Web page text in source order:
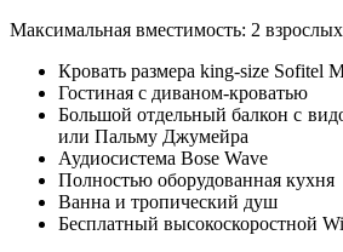
Максимальная вместимость: 2
Кровать размера king-size Sofitel
Гостиная с диваном-кроватью
Большой отдельный балкон с
или Пальму Джумейра
Аудиосистема Bose Wave
Полностью оборудованная кухня
Ванна и тропический душ
Бесплатный высокоскоростной